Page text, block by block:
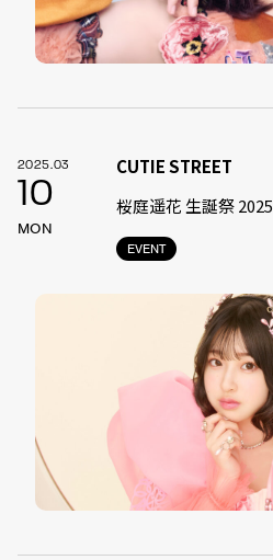
2025.03
10
MON
EVENT
CUTIE STREET
桜庭遥花 生誕祭 2025